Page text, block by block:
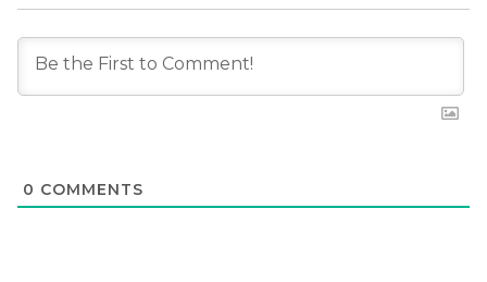
0 COMMENTS